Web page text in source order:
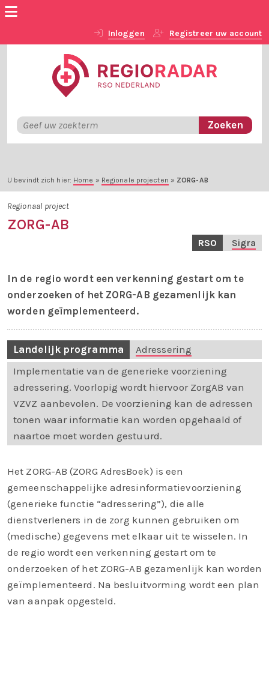
Inloggen Registreer uw account
U bevindt zich hier: Home » Regionale projecten » ZORG-AB
Regionaal project
ZORG-AB
RSO Sigra
In de regio wordt een verkenning gestart om te
onderzoeken of het ZORG-AB gezamenlijk kan
worden geïmplementeerd.
Landelijk programma
Adressering
Implementatie van de generieke voorziening
adressering. Voorlopig wordt hiervoor ZorgAB van
VZVZ aanbevolen. De voorziening kan de adressen
tonen waar informatie kan worden opgehaald of
naartoe moet worden gestuurd.
Het ZORG-AB (ZORG AdresBoek) is een
gemeenschappelijke adresinformatievoorziening
(generieke functie “adressering”), die alle
dienstverleners in de zorg kunnen gebruiken om
(medische) gegevens met elkaar uit te wisselen. In
de regio wordt een verkenning gestart om te
onderzoeken of het ZORG-AB gezamenlijk kan worden
geïmplementeerd. Na besluitvorming wordt een plan
van aanpak opgesteld.